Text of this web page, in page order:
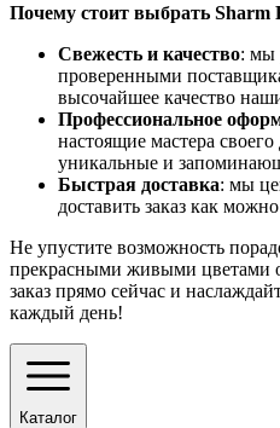
Почему стоит выбрать Sharm
Свежесть и качество: мы
проверенными
высочайшее качество
Профессиональное
настоящие мастера
уникальные и
Быстрая доставка: мы
доставить заказ как
Не упустите возможность
прекрасными живыми цветами
заказ прямо сейчас и
каждый день!
Каталог